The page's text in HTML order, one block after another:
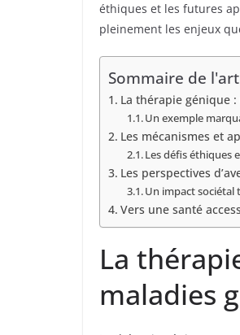
éthiques et les futures
pleinement les enjeux
Sommaire de
La thérapie génique
Un exemple
Les mécanismes et
Les défis éthiques
Les perspectives
Un impact
Vers une santé
La
maladies